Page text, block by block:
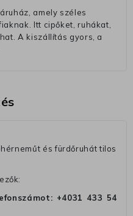
amely széles
Itt cipőket, ruhákat,
A kiszállítás gyors, a
és fürdőruhát tilos
+4031 433 54